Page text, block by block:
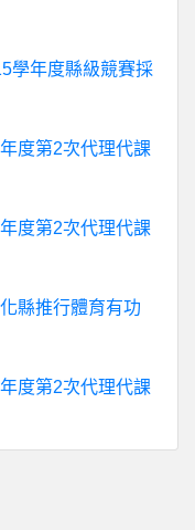
學年度縣級競賽採
度第2次代理代課
度第2次代理代課
縣推行體育有功
度第2次代理代課